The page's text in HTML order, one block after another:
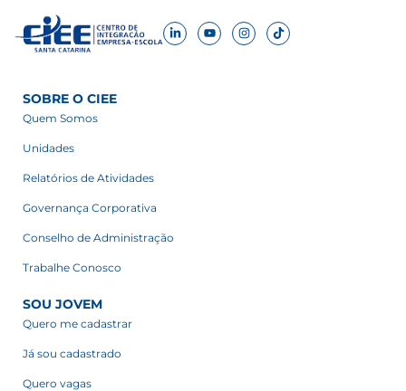
SOBRE O CIEE
Quem Somos
Unidades
Relatórios de Atividades
Governança Corporativa
Conselho de Administração
Trabalhe Conosco
SOU JOVEM
Quero me cadastrar
Já sou cadastrado
Quero vagas